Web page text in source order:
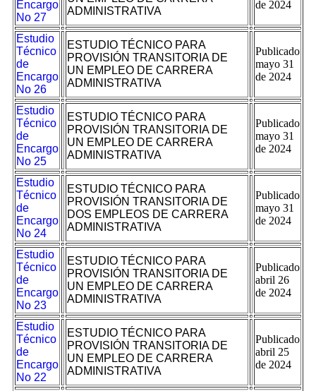
Encargo
No 27
ADMINISTRATIVA
de 2024
Estudio
Técnico
de
Encargo
No 26
ESTUDIO TÉCNICO PARA
PROVISIÓN TRANSITORIA DE
UN EMPLEO DE CARRERA
ADMINISTRATIVA
Publicado
mayo 31
de 2024
Estudio
Técnico
de
Encargo
No 25
ESTUDIO TÉCNICO PARA
PROVISIÓN TRANSITORIA DE
UN EMPLEO DE CARRERA
ADMINISTRATIVA
Publicado
mayo 31
de 2024
Estudio
Técnico
de
Encargo
No 24
ESTUDIO TÉCNICO PARA
PROVISIÓN TRANSITORIA DE
DOS EMPLEOS DE CARRERA
ADMINISTRATIVA
Publicado
mayo 31
de 2024
Estudio
Técnico
de
Encargo
No 23
ESTUDIO TÉCNICO PARA
PROVISIÓN TRANSITORIA DE
UN EMPLEO DE CARRERA
ADMINISTRATIVA
Publicado
abril 26
de 2024
Estudio
Técnico
de
Encargo
No 22
ESTUDIO TÉCNICO PARA
PROVISIÓN TRANSITORIA DE
UN EMPLEO DE CARRERA
ADMINISTRATIVA
Publicado
abril 25
de 2024